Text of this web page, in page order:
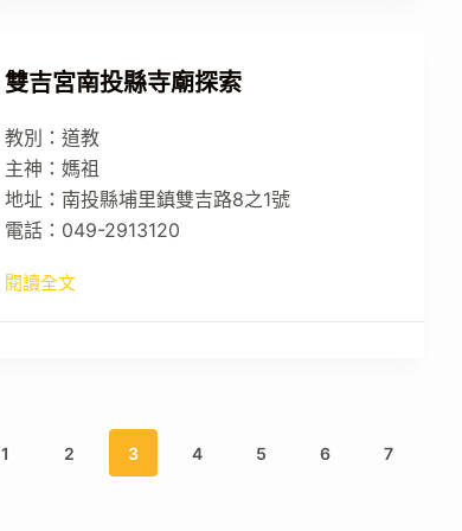
雙吉宮南投縣寺廟探索
教別：道教
主神：媽祖
地址：南投縣埔里鎮雙吉路8之1號
電話：049-2913120
閱讀全文
1 2 3 4 5 6 7